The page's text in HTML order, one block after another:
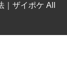
｜ザイポケ All